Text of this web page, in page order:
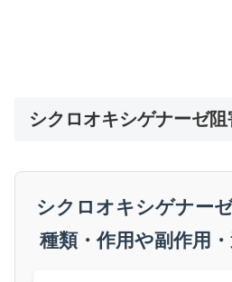
シクロオキシゲナーゼ
シクロオキシゲナー
種類・作用や副作用